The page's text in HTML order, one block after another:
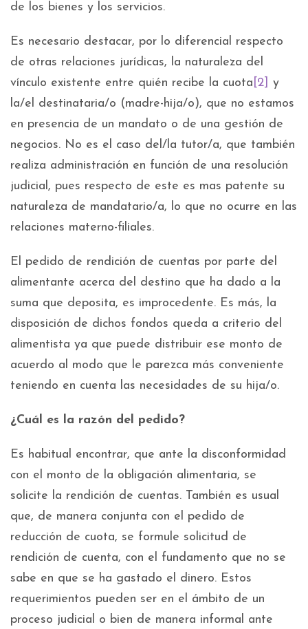
de los bienes y los servicios.
Es necesario destacar, por lo diferencial respecto
de otras relaciones jurídicas, la naturaleza del
vínculo existente entre quién recibe la cuota [2]
y
la/el destinataria/o (madre-hija/o), que no estamos
en presencia de un mandato o de una gestión de
negocios. No es el caso del/la tutor/a, que también
realiza administración en función de una resolución
judicial, pues respecto de este es mas patente su
naturaleza de mandatario/a, lo que no ocurre en las
relaciones materno-filiales.
El pedido de rendición de cuentas por parte del
alimentante acerca del destino que ha dado a la
suma que deposita, es improcedente. Es más, la
disposición de dichos fondos queda a criterio del
alimentista ya que puede distribuir ese monto de
acuerdo al modo que le parezca más conveniente
teniendo en cuenta las necesidades de su hija/o.
¿Cuál es la razón del pedido?
Es habitual encontrar, que ante la disconformidad
con el monto de la obligación alimentaria, se
solicite la rendición de cuentas. También es usual
que, de manera conjunta con el pedido de
reducción de cuota, se formule solicitud de
rendición de cuenta, con el fundamento que no se
sabe en que se ha gastado el dinero. Estos
requerimientos pueden ser en el ámbito de un
proceso judicial o bien de manera informal ante